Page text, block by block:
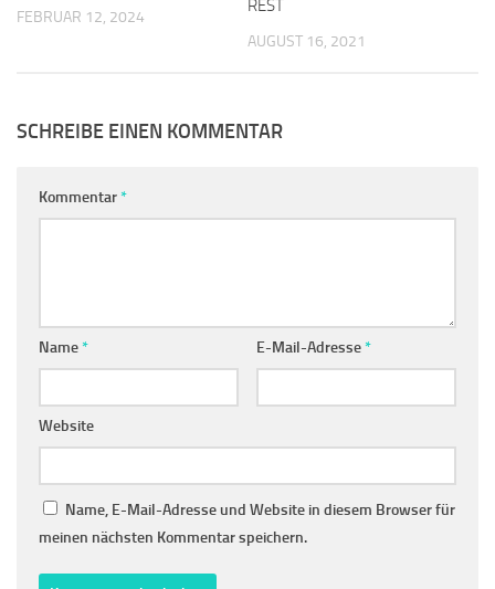
FEBRUAR 12, 2024
REST
AUGUST 16, 2021
SCHREIBE EINEN KOMMENTAR
Kommentar*
Name* E-Mail-Adresse*
Website
Name, E-Mail-Adresse und Website in diesem Browser für
meinen nächsten Kommentar speichern.